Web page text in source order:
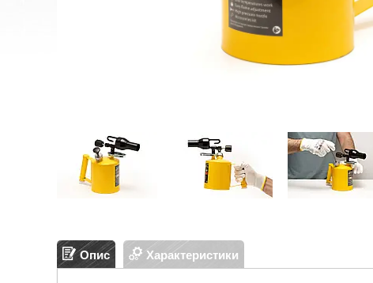
Опис Характеристики